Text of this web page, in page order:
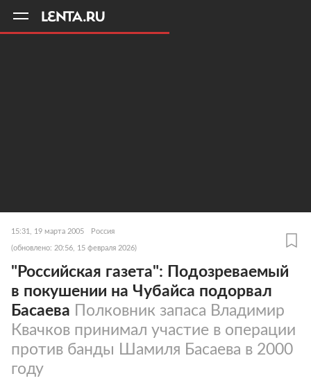
15:31, 19 марта 2005 Россия
(обновлено: 20:56, 15 февраля 2026)
"Российская газета": Подозреваемый
в покушении на Чубайса подорвал
Басаева Полковник запаса Владимир
Квачков принимал участие в операции
против банды Шамиля Басаева в 2000
году